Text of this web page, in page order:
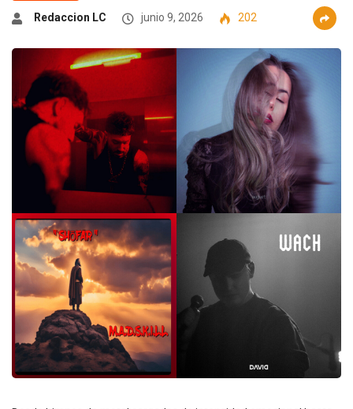
Redaccion LC junio 9, 2026 202